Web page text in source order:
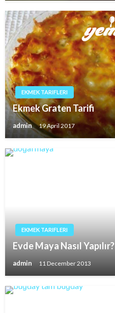
EKMEK TARIFLERI
Ekmek Graten Tarifi
admin 19 April 2017
EKMEK TARIFLERI
Evde Maya Nasıl Yapılır?
admin 11 December 2013